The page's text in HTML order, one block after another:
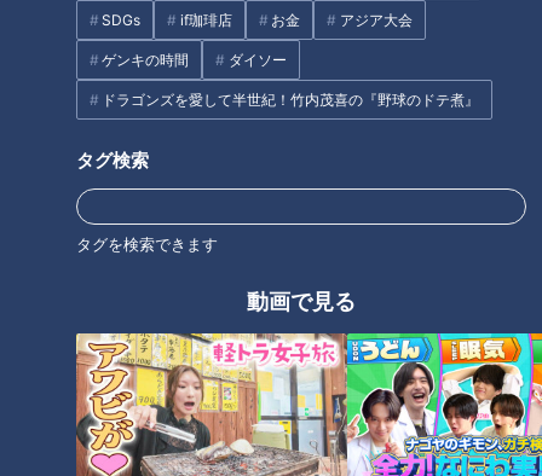
SDGs if珈琲店 お金 アジア大会
ゲンキの時間 ダイソー
ドラゴンズを愛して半世紀！竹内茂喜の『野球のドテ煮』
タグ検索
タグを検索できます
動画で見る
松田くんのお尻や太ももの筋肉は大きく硬く仕上がっていて、
野田はその凄さを「ダイヤモンドだ！」と表現。さらに「ウエ
イトリフティングって、脚で上げる」と言うほど、脚を鍛える
ことが大事なのだとか。
CBCテレビ『チャント！』マヂ学校に向かいます